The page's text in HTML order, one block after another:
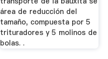
área de reducción del
tamaño, compuesta por 5
trituradores y 5 molinos de
bolas. .